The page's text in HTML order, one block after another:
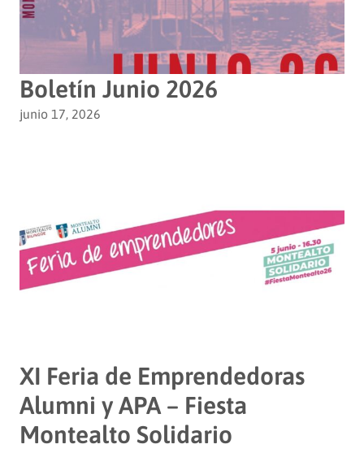
Boletín Junio 2026
junio 17, 2026
XI Feria de Emprendedoras
Alumni y APA – Fiesta
Montealto Solidario